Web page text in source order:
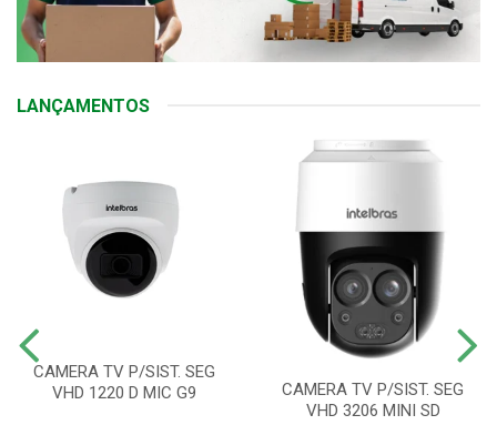
LANÇAMENTOS
CAMERA TV P/SIST. SEG
VHD 1220 D MIC G9
CAMERA TV P/SIST. SEG
VHD 3206 MINI SD